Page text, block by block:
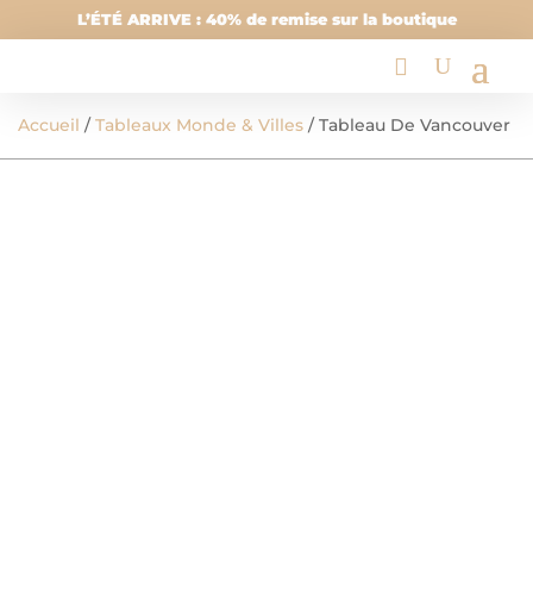
L’ÉTÉ ARRIVE : 40% de remise sur la boutique
Accueil /Tableaux Monde & Villes / Tableau De Vancouver